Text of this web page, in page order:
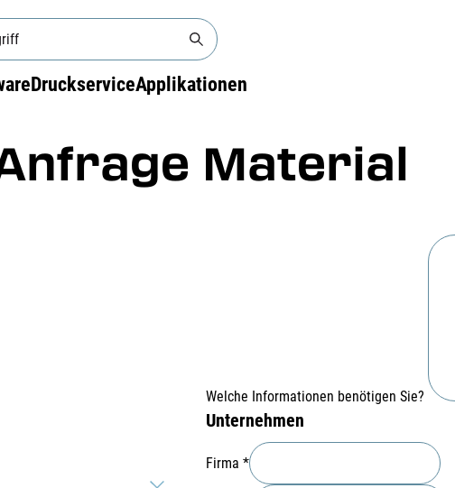
DruckserviceApplikationen
Material
Welche Informationen benötigen Sie?
Unternehmen
Firma *